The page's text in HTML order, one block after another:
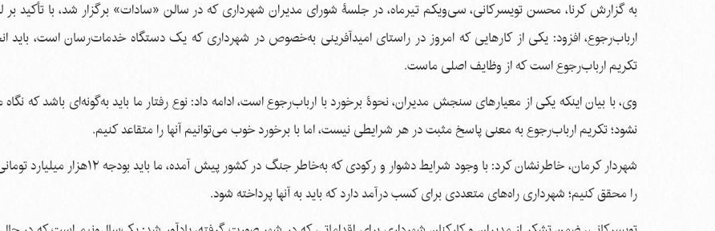
به گزارش کرنا، محسن تویسرکانی، سی‌ویکم تیرماه، در جلسۀ شورای مدیران شهرداری که در سالن «سادات» برگزار شد، با تأکید بر
ارباب‌رجوع، افزود: یکی از کارهایی که امروز در راستای امیدآفرینی به‌خصوص در شهرداری که یک دستگاه خدمات‌رسان است، باید
تکریم ارباب‌رجوع است که از وظایف اصلی ماست.
وی، با بیان اینکه یکی از معیارهای سنجش مدیران، نحوۀ برخورد با ارباب‌رجوع است، ادامه داد: نوع رفتار ما باید به‌گونه‌ای باشد که
نشود؛ تکریم ارباب‌رجوع به معنی پاسخ مثبت در هر شرایطی نیست، اما با برخورد خوب می‌توانیم آنها را متقاعد کنیم.
شهردار کرمان، خاطرنشان کرد: با وجود شرایط دشوار و رکودی که به‌خاطر جنگ در کشور
را محقق کنیم؛ شهرداری راه‌های متعددی برای کسب درآمد دارد که باید به آنها پرداخته شود.